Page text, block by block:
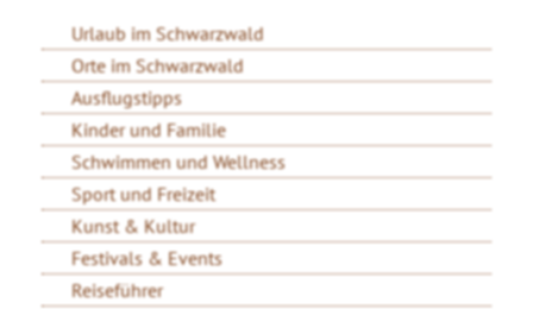
Urlaub im Schwarzwald
Orte im Schwarzwald
Ausflugstipps
Kinder und Familie
Schwimmen und Wellness
Sport und Freizeit
Kunst & Kultur
Festivals & Events
Reiseführer